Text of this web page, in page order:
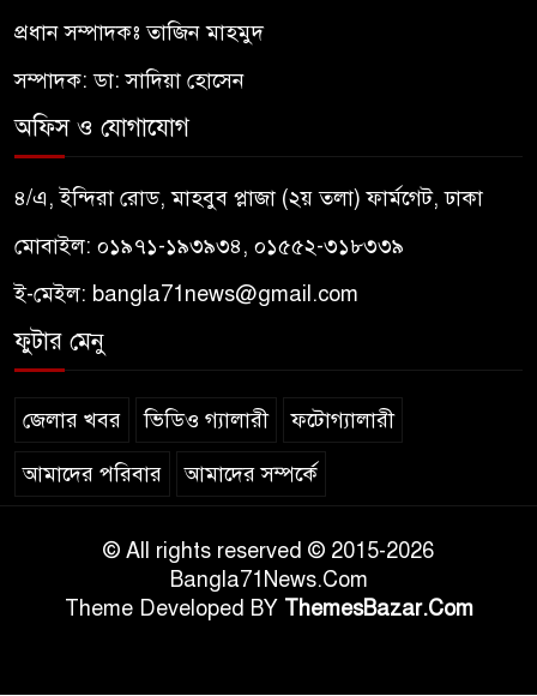
প্রধান সম্পাদকঃ তাজিন মাহমুদ
সম্পাদক: ডা: সাদিয়া হোসেন
অফিস ও যোগাযোগ
৪/এ, ইন্দিরা রোড, মাহবুব প্লাজা (২য় তলা) ফার্মগেট, ঢাকা
মোবাইল: ০১৯৭১-১৯৩৯৩৪, ০১৫৫২-৩১৮৩৩৯
ই-মেইল: bangla71news@gmail.com
ফুটার মেনু
জেলার খবর ভিডিও গ্যালারী ফটোগ্যালারী
আমাদের পরিবার আমাদের সম্পর্কে
© All rights reserved © 2015-2026
Bangla71News.Com
Theme Developed BY ThemesBazar.Com